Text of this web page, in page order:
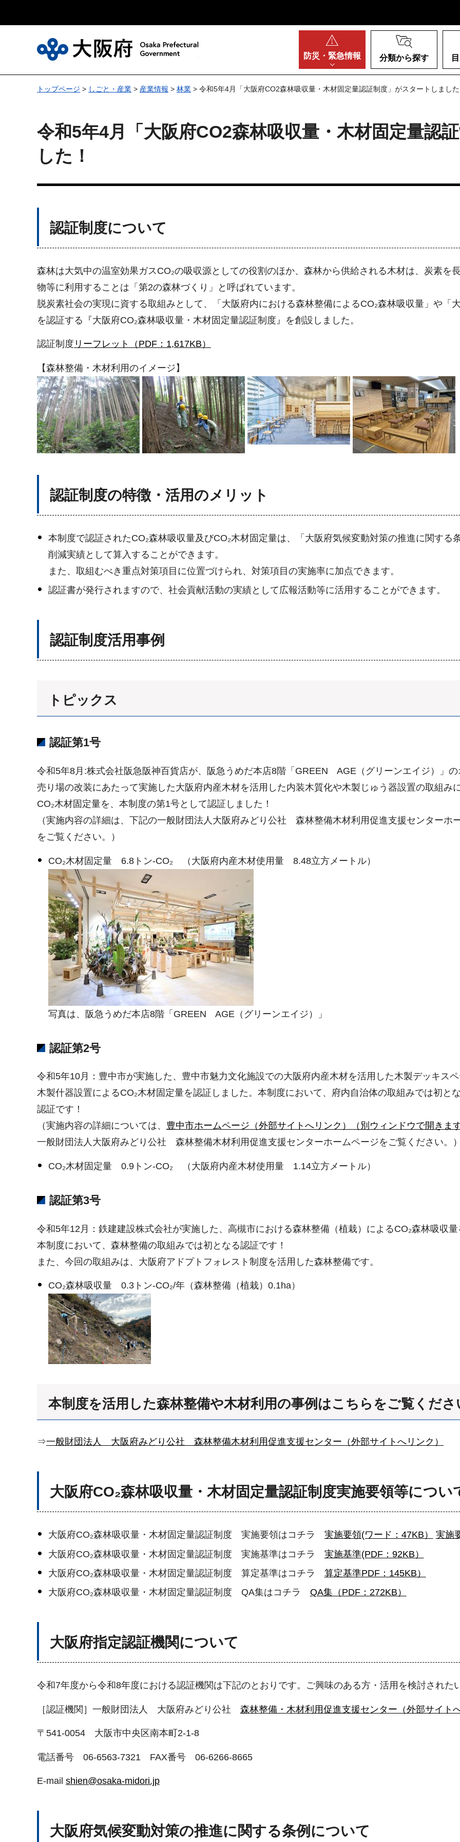
防災・ 緊急情報 分類から探す
トップページ > しごと・産業 > 産業情報 > 林業 > 令和5年4月「大阪府CO2森林吸収量・木材固定量認証制度」がスタートしました
令和5年4月「大阪府CO2森林吸収量・木材固定量認
した！
認証制度について
森林は大気中の温室効果ガスCO₂の吸収源としての役割のほか、森林から供給される木材は、炭素を
物等に利用することは「第2の森林づくり」と呼ばれています。
脱炭素社会の実現に資する取組みとして、「大阪府内における森林整備によるCO₂森林吸収量」や「
を認証する『大阪府CO₂森林吸収量・木材固定量認証制度』を創設しました。
認証制度 リーフレット（PDF：1,617KB）
【森林整備・木材利用のイメージ】
認証制度の特徴・活用のメリット
本制度で認証されたCO₂森林吸収量及びCO₂木材固定量は、「大阪府気候変動対策の推進に関す
削減実績として算入することができます。
また、取組むべき重点対策項目に位置づけられ、対策項目の実施率に加点できます。
認証書が発行されますので、社会貢献活動の実績として広報活動等に活用することができます。
認証制度活用事例
トピックス
認証第1号
令和5年8月:株式会社阪急阪神百貨店が、阪急うめだ本店8階「GREEN AGE（グリーンエイジ）」
売り場の改装にあたって実施した大阪府内産木材を活用した内装木質化や木製じゅう器設置の取組み
CO₂木材固定量を、本制度の第1号として認証しました！
（実施内容の詳細は、下記の一般財団法人大阪府みどり公社 森林整備木材利用促進支援センターホ
をご覧ください。）
CO₂木材固定量 6.8トン-CO₂ （大阪府内産木材使用量 8.48立方メートル）
写真は、阪急うめだ本店8階「GREEN AGE（グリーンエイジ）」
認証第2号
令和5年10月：豊中市が実施した、豊中市魅力文化施設での大阪府内産木材を活用した木製デッキス
木製什器設置によるCO₂木材固定量を認証しました。本制度において、府内自治体の取組みでは初と
認証です！
（実施内容の詳細については、 豊中市ホームページ（外部サイトへリンク）（別ウィンドウで開きます
一般財団法人大阪府みどり公社 森林整備木材利用促進支援センターホームページをご覧ください。）
CO₂木材固定量 0.9トン-CO₂ （大阪府内産木材使用量 1.14立方メートル）
認証第3号
令和5年12月：鉄建建設株式会社が実施した、高槻市における森林整備（植栽）によるCO₂森林吸収量
本制度において、森林整備の取組みでは初となる認証です！
また、今回の取組みは、大阪府アドプトフォレスト制度を活用した森林整備です。
CO₂森林吸収量 0.3トン-CO₂/年（森林整備（植栽）0.1ha）
本制度を活用した森林整備や木材利用の事例はこちらをご覧くださ
⇒一般財団法人 大阪府みどり公社 森林整備木材利用促進支援センター（外部サイトへリンク）
大阪府CO₂森林吸収量・木材固定量認証制度実施要領等につい
大阪府CO₂森林吸収量・木材固定量認証制度 実施要領はコチラ 実施要領(ワード：47KB）
実施
大阪府CO₂森林吸収量・木材固定量認証制度 実施基準はコチラ 実施基準(PDF：92KB）
大阪府CO₂森林吸収量・木材固定量認証制度 算定基準はコチラ 算定基準PDF：145KB）
大阪府CO₂森林吸収量・木材固定量認証制度 QA集はコチラ QA集（PDF：272KB）
大阪府指定認証機関について
令和7年度から令和8年度における認証機関は下記のとおりです。ご興味のある方・活用を検討された
［認証機関］一般財団法人 大阪府みどり公社 森林整備・木材利用促進支援センター（外部サイト
〒541-0054 大阪市中央区南本町2-1-8
電話番号 06-6563-7321 FAX番号 06-6266-8665
E-mail shien@osaka-midori.jp
大阪府気候変動対策の推進に関する条例について